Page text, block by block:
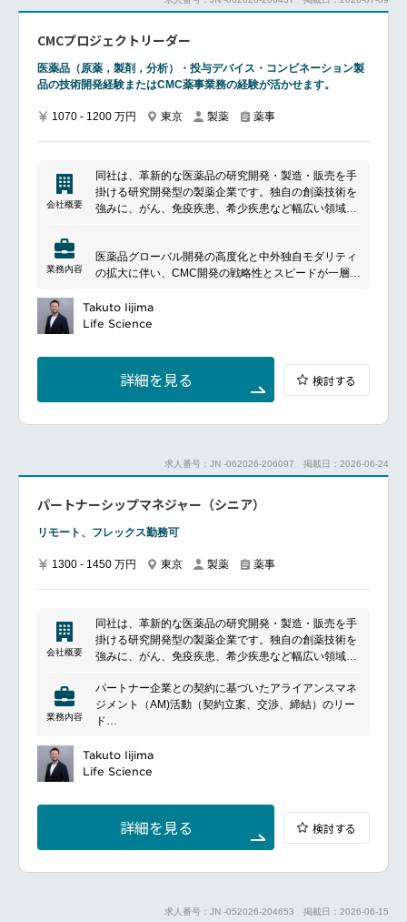
CMCプロジェクトリーダー
医薬品（原薬，製剤，分析）・投与デバイス・コンビネーション製
品の技術開発経験またはCMC薬事業務の経験が活かせます。
1070 - 1200 万円 東京 製薬 薬事
会社概要
同社は、革新的な医薬品の研究開発・製造・販売を手
掛ける研究開発型の製薬企業です。独自の創薬技術を
強みに、がん、免疫疾患、希少疾患など幅広い領域で
次世代モダリティの創出に注力し、世界市場に向けた
医療イノベーションを実現しています。
業務内容
医薬品グローバル開発の高度化と中外独自モダリティ
の拡大に伴い、CMC開発の戦略性とスピードが一層求
多様なステークホルダーと連携し、プロジェクト価値
を最大化する人財を募集します。
■業務内容
CMCプロジェクトリーダーとして、開発戦略・計画の
策定、マイルストーン管理、供給・申請計画の立案を
担い、国内外の関係者と連携しながら推進することで
■魅力ポイント
度な医薬品開発に深く関わることができます。
通したプロジェクト価値向上を主体的に実行できる、
Takuto Iijima
Life Science
詳細を見る 検討する
求人番号：JN -062026-206097 掲載日：2026-06-24
パートナーシップマネジャー（シニア）
リモート、フレックス勤務可
1300 - 1450 万円 東京 製薬 薬事
会社概要
同社は、革新的な医薬品の研究開発・製造・販売を手
掛ける研究開発型の製薬企業です。独自の創薬技術を
強みに、がん、免疫疾患、希少疾患など幅広い領域で
戦略的提携や先端技術の活用を通じて、抗体医薬品や
次世代モダリティの創出に注力し、世界市場に向けた
医療イノベーションを実現しています。
業務内容
パートナー企業との契約に基づいたアライアンスマネ
ジメント（AM)活動（契約立案、交渉、締結）のリー
ド
る条件交渉のAM観点からのサポート
自社保有製品の譲渡における候補先の探索、デューデ
等のリード
重要な契約締結に関する経営層へのプレゼンテーショ
ネットワーキング活動
Takuto Iijima
Life Science
詳細を見る 検討する
求人番号：JN -052026-204653 掲載日：2026-06-15